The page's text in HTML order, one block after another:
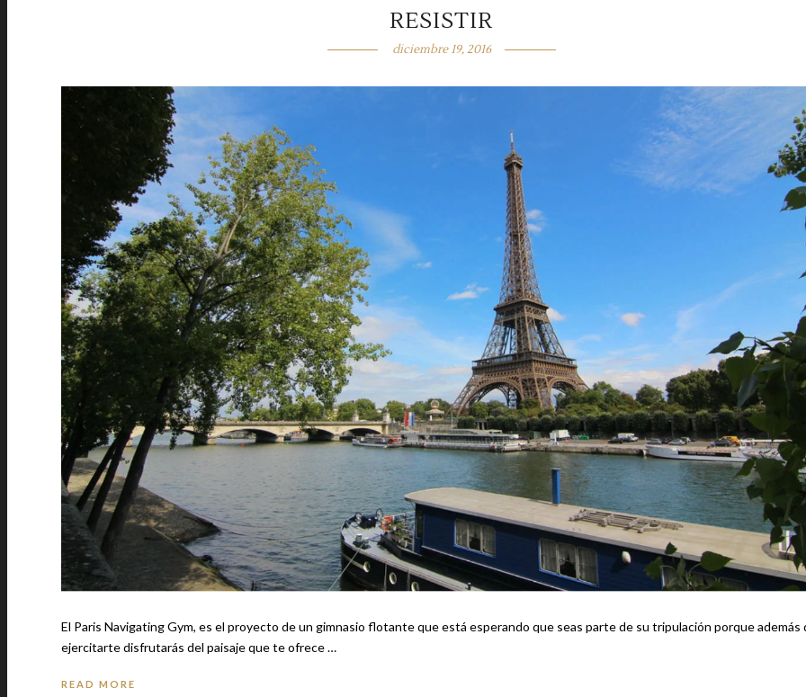
RESISTIR
diciembre 19, 2016
El Paris Navigating Gym, es el proyecto de un gimnasio flotante que está esperando que seas parte de su tripulación porque además
ejercitarte disfrutarás del paisaje que te ofrece …
READ MORE